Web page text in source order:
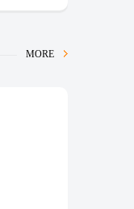
MORE